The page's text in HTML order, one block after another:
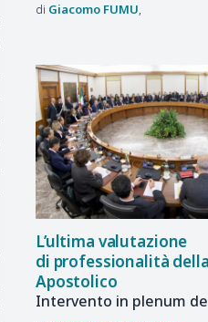
Giacomo FUMU
L’ultima valutazione
di professionalità
Apostolico
Intervento in plenum